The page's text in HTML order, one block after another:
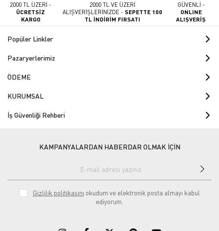
2000 TL ÜZERİ -
ÜCRETSİZ
KARGO
2000 TL VE ÜZERİ
ALIŞVERİŞLERİNİZDE -SEPETTE 100
TL İNDİRİM FIRSATI
GÜVENLİ -
ONLINE
ALIŞVERİŞ
Popüler Linkler
Pazaryerlerimiz
ÖDEME
KURUMSAL
İş Güvenliği Rehberi
KAMPANYALARDAN HABERDAR OLMAK İÇİN
Gizlilik politikasını okudum ve elektronik posta almayı kabul
ediyorum.